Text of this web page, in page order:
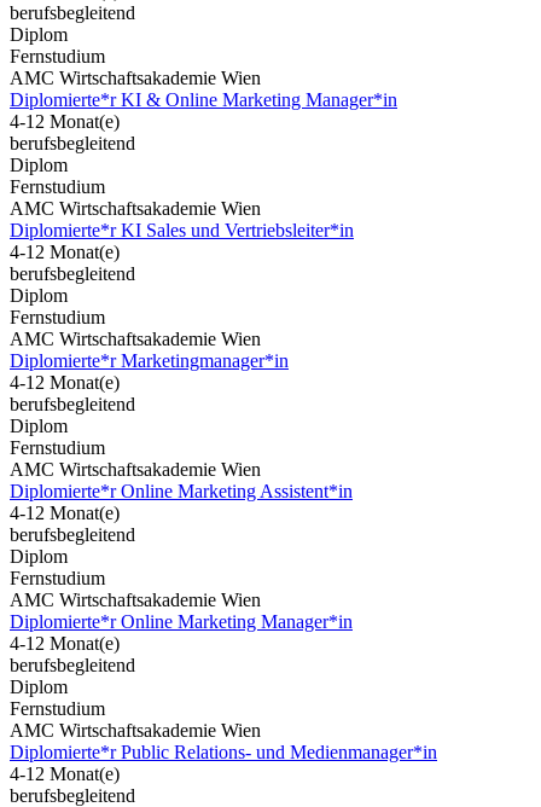
berufsbegleitend
Diplom
Fernstudium
AMC Wirtschaftsakademie Wien
Diplomierte*r KI & Online Marketing Manager*in
4-12 Monat(e)
berufsbegleitend
Diplom
Fernstudium
AMC Wirtschaftsakademie Wien
Diplomierte*r KI Sales und Vertriebsleiter*in
4-12 Monat(e)
berufsbegleitend
Diplom
Fernstudium
AMC Wirtschaftsakademie Wien
Diplomierte*r Marketingmanager*in
4-12 Monat(e)
berufsbegleitend
Diplom
Fernstudium
AMC Wirtschaftsakademie Wien
Diplomierte*r Online Marketing Assistent*in
4-12 Monat(e)
berufsbegleitend
Diplom
Fernstudium
AMC Wirtschaftsakademie Wien
Diplomierte*r Online Marketing Manager*in
4-12 Monat(e)
berufsbegleitend
Diplom
Fernstudium
AMC Wirtschaftsakademie Wien
Diplomierte*r Public Relations- und Medienmanager*in
4-12 Monat(e)
berufsbegleitend